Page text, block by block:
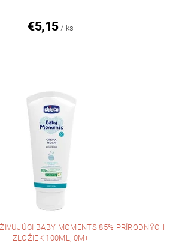
€5,15 / ks
BABY MOMENTS 85% PRÍRODNÝCH
ZLOŽIEK 100ML, 0M+